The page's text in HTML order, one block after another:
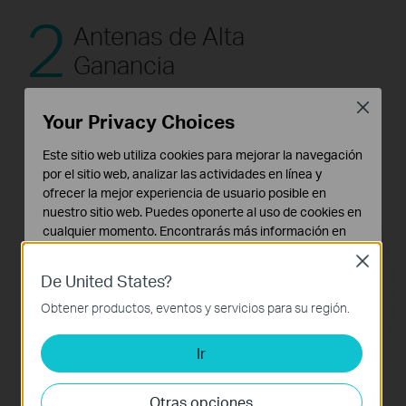
2 Antenas de Alta
Ganancia
De United States?
Obtener productos, eventos y servicios para su región.
Ir
Otras opciones
Close
Your Privacy Choices
Este sitio web utiliza cookies para mejorar la navegación
por el sitio web, analizar las actividades en línea y
ofrecer la mejor experiencia de usuario posible en
nuestro sitio web. Puedes oponerte al uso de cookies en
cualquier momento. Encontrarás más información en
Cookies Básicas
Estas cookies son necesarias para el funcionamiento
del sitio web y no pueden desactivarse en tu sistema.
Cookies de Análisis y de Marketing
Las cookies de análisis nos permiten analizar tus
actividades en nuestro sitio web con el fin de mejorar y
Close